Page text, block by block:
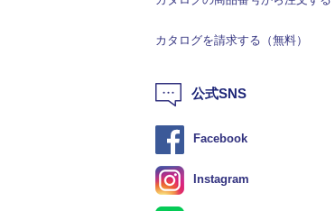
カタログを請求する（無料）
公式SNS
Facebook
Instagram